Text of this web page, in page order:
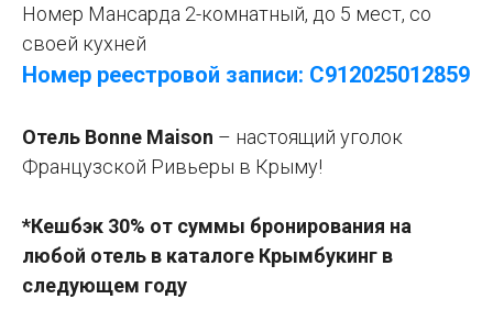
Номер Мансарда 2-комнатный, до 5 мест, со
своей кухней
Номер реестровой записи: С912025012859
Отель Bonne Maison – настоящий уголок
Французской Ривьеры в Крыму!
*Кешбэк 30% от суммы бронирования на
любой отель в каталоге Крымбукинг в
следующем году